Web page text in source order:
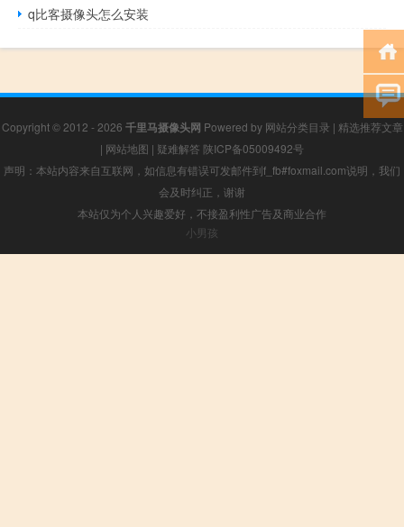
q比客摄像头怎么安装
Copyright © 2012 - 2026 千里马摄像头网 Powered by 网站分类目录 | 精选推荐文章
| 网站地图 | 疑难解答 陕ICP备05009492号
声明：本站内容来自互联网，如信息有错误可发邮件到f_fb#foxmail.com说明，我们
会及时纠正，谢谢
本站仅为个人兴趣爱好，不接盈利性广告及商业合作
小男孩